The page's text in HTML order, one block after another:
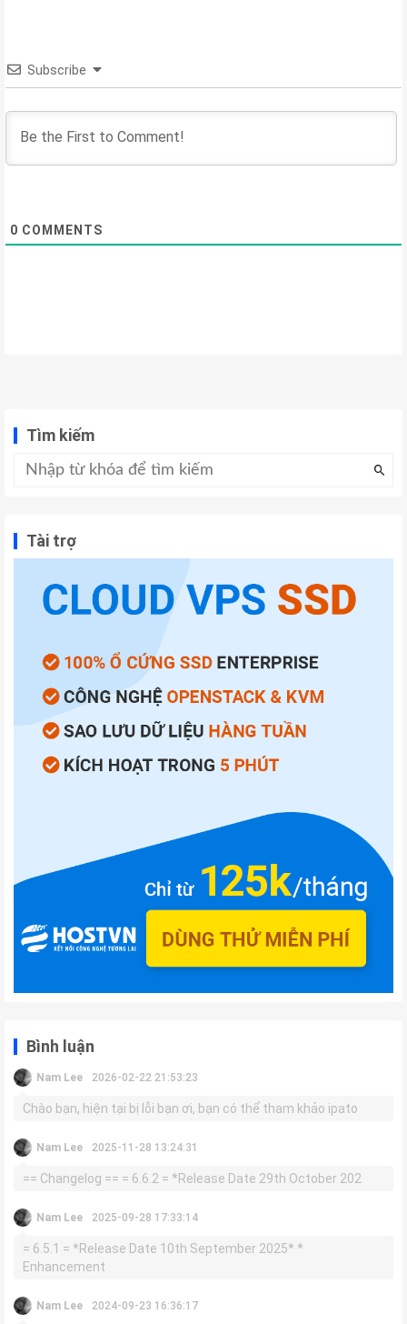
Subscribe
0 COMMENTS
Tìm kiếm
Tài trợ
Bình luận
Nam Lee 2026-02-22 21:53:23
Chào bạn, hiện tại bị lỗi bạn ơi, bạn có thể tham khảo ipato
Nam Lee 2025-11-28 13:24:31
== Changelog == = 6.6.2 = *Release Date 29th October 202
Nam Lee 2025-09-28 17:33:14
= 6.5.1 = *Release Date 10th September 2025* *
Enhancement
Nam Lee 2024-09-23 16:36:17